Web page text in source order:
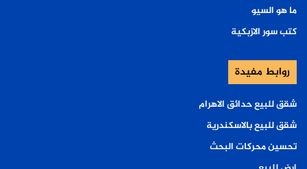
ما هو السيو
كتب سور الازبكية
روابط مفيدة
شقق للبيع حدائق الاهرام
شقق للبيع بالاسكندرية
تحسين محركات البحث